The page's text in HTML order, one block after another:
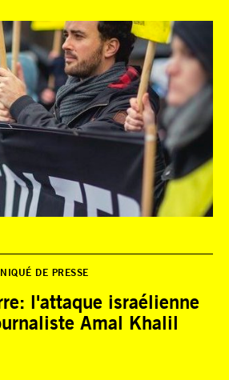
DE PRESSE
l'attaque israélienne
Amal Khalil